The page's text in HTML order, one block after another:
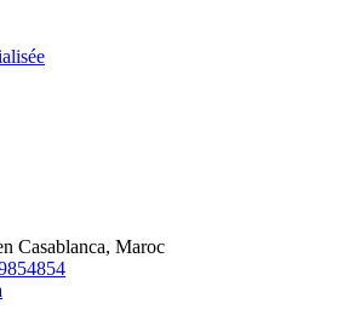
Casablanca, Maroc